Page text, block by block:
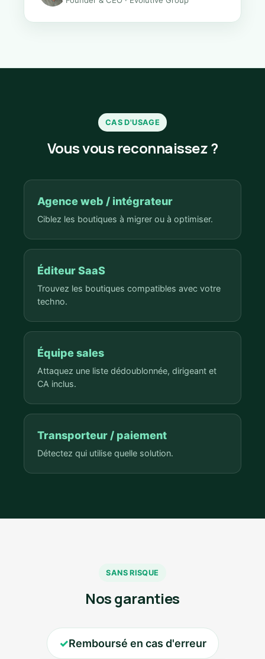
CAS D'USAGE
Vous vous reconnaissez ?
Agence web / intégrateur
Ciblez les boutiques à migrer ou à optimiser.
Éditeur SaaS
Trouvez les boutiques compatibles avec votre
techno.
Équipe sales
Attaquez une liste dédoublonnée, dirigeant et
CA inclus.
Transporteur / paiement
Détectez qui utilise quelle solution.
SANS RISQUE
Nos garanties
✓Remboursé en cas d'erreur